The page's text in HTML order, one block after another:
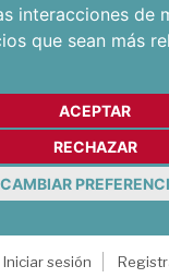
interacciones de
que sean más
ACEPTAR
RECHAZAR
CAMBIAR
Iniciar sesión